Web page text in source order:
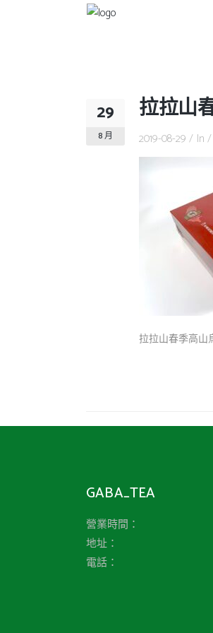
29
8 月
拉拉山
2019-08-29 In
拉拉山春季高山
GABA_TEA
營業時間：
地址：
電話：